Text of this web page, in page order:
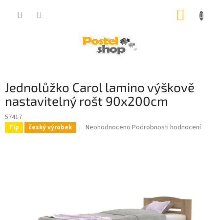
Jednolůžko Carol lamino výškově
nastavitelný rošt 90x200cm
57417
Tip český výrobek
Průměrné
Neohodnoceno Podrobnosti hodnocení